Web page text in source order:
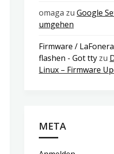
omaga zu Google
umgehen
Firmware /
flashen - Got tty zu
Linux – Firmware
META